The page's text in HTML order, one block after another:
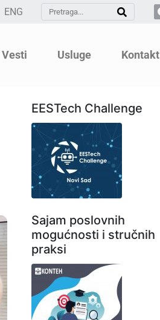
ENG
Vesti Usluge Kontakt
EESTech Challenge
Sajam poslovnih
mogućnosti i stručnih
praksi